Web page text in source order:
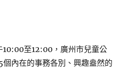
10:00至12:00，廣州市兒童公
個內在的事務各別、興趣盎然的